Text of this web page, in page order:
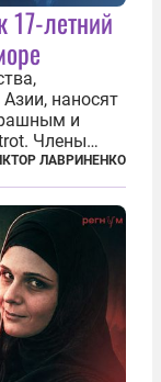
17-летний
наносят
и
Члены
шведов,
совершают
ЛАВРИНЕНКО